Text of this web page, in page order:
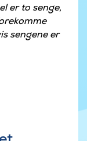
er to senge,
sengene er